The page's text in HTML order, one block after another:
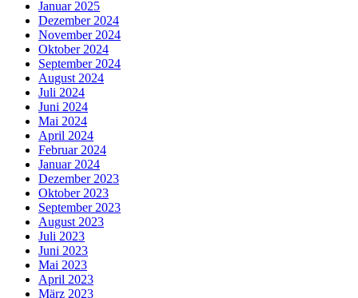
Januar 2025
Dezember 2024
November 2024
Oktober 2024
September 2024
August 2024
Juli 2024
Juni 2024
Mai 2024
April 2024
Februar 2024
Januar 2024
Dezember 2023
Oktober 2023
September 2023
August 2023
Juli 2023
Juni 2023
Mai 2023
April 2023
März 2023